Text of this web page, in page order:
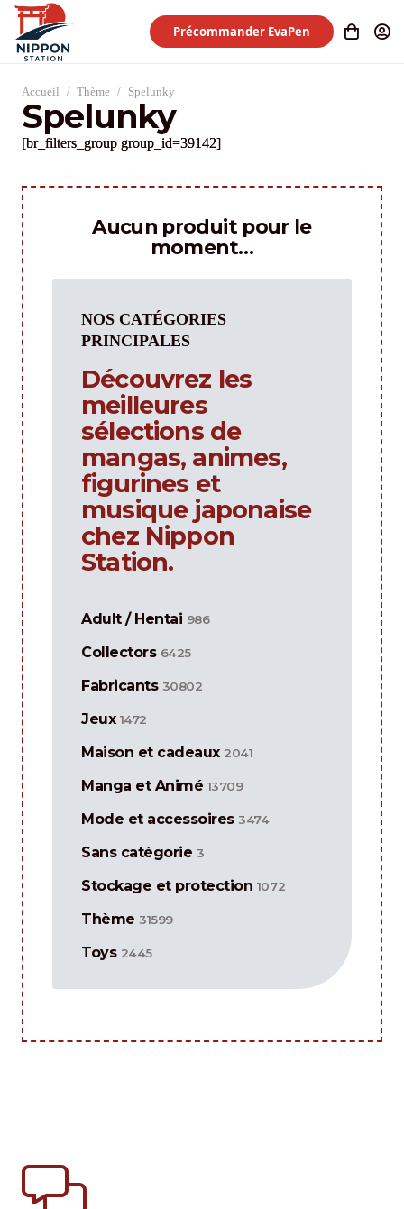
Précommander EvaPen
Accueil / Thème / Spelunky
Spelunky
[br_filters_group group_id=39142]
Aucun produit pour le
moment…
NOS CATÉGORIES
PRINCIPALES
Découvrez les
meilleures
sélections de
mangas, animes,
figurines et
musique japonaise
chez Nippon
Station.
Adult / Hentai 986
Collectors 6425
Fabricants 30802
Jeux 1472
Maison et cadeaux 2041
Manga et Animé 13709
Mode et accessoires 3474
Sans catégorie 3
Stockage et protection 1072
Thème 31599
Toys 2445